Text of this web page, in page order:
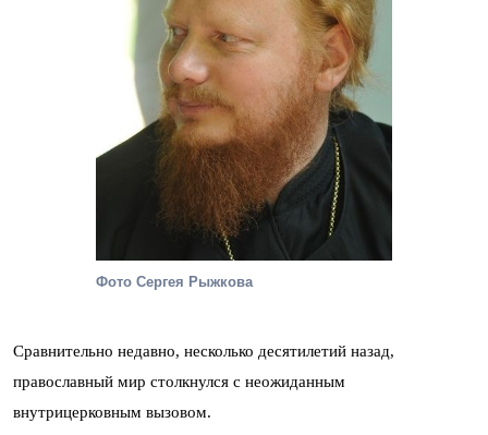
Фото Сергея Рыжкова
Сравнительно недавно, несколько десятилетий назад,
православный мир столкнулся с неожиданным
внутрицерковным вызовом.